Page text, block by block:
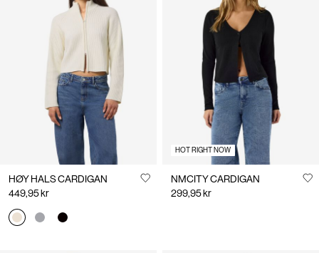
HØY HALS CARDIGAN
449,95 kr
HOT RIGHT NOW
NMCITY CARDIGAN
299,95 kr